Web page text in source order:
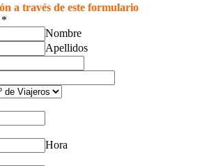
a través de este formulario
*
Nombre
Apellidos
Hora